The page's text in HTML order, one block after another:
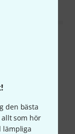
den bästa
som hör
lämpliga
channel USB